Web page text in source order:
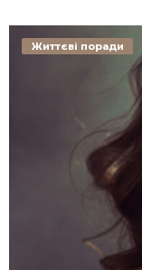
Життєві поради